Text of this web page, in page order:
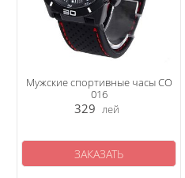
Мужские спортивные часы CO
016
329 лей
ЗАКАЗАТЬ